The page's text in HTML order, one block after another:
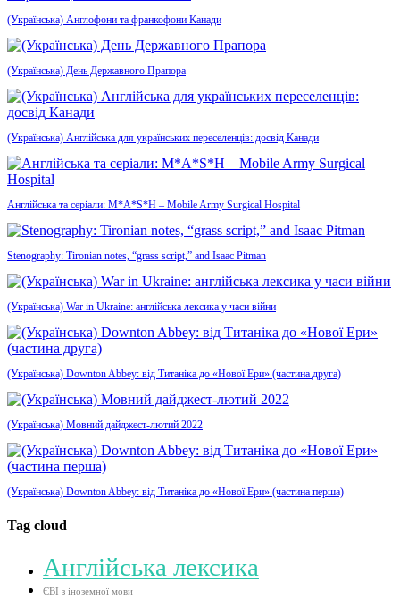
(Українська) Англофони та франкофони Канади
(Українська) День Державного Прапора
(Українська) Англійська для українських переселенців: досвід Канади
Англійська та серіали: M*A*S*H – Mobile Army Surgical Hospital
Stenography: Tironian notes, “grass script,” and Isaac Pitman
(Українська) War in Ukraine: англійська лексика у часи війни
(Українська) Downton Abbey: від Титаніка до «Нової Ери» (частина друга)
(Українська) Мовний дайджест-лютий 2022
(Українська) Downton Abbey: від Титаніка до «Нової Ери» (частина перша)
Tag cloud
Aнглійська лексика
ЄВІ з іноземної мови